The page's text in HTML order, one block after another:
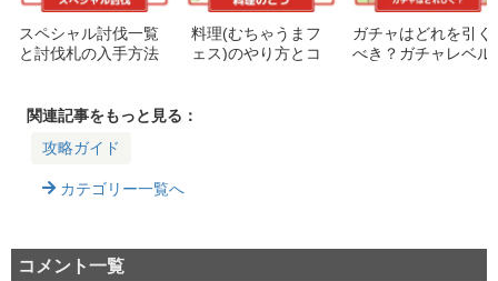
スペシャル討伐一覧
と討伐札の入手方法
料理(むちゃうまフ
ェス)のやり方とコ
ガチャはどれを引く
べき？ガチャレベル
関連記事をもっと見る：
攻略ガイド
カテゴリー一覧へ
コメント一覧